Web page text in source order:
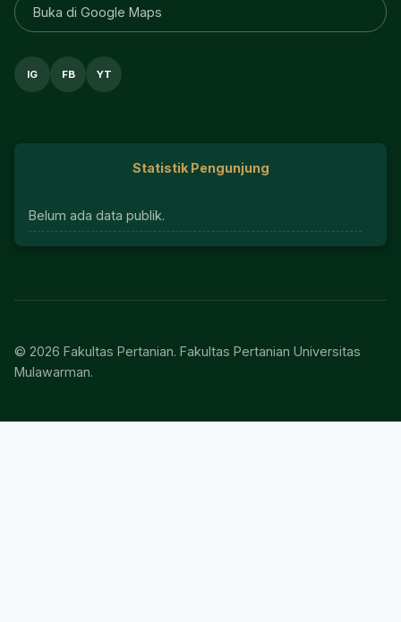
Buka di Google Maps
IG FB YT
Statistik Pengunjung
Belum ada data publik.
© 2026 Fakultas Pertanian. Fakultas Pertanian Universitas
Mulawarman.